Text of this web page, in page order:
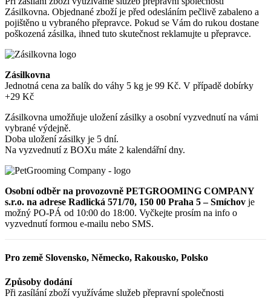
Zásilkovna. Objednané zboží je před odesláním pečlivě zabaleno a
pojištěno u vybraného přepravce. Pokud se Vám do rukou dostane
poškozená zásilka, ihned tuto skutečnost reklamujte u přepravce.
Zásilkovna
Jednotná cena za balík do váhy 5 kg je 99 Kč. V případě dobírky
+29 Kč
Zásilkovna umožňuje uložení zásilky a osobní vyzvednutí na vámi
vybrané výdejně.
Doba uložení zásilky je 5 dní.
Na vyzvednutí z BOXu máte 2 kalendářní dny.
Osobní odběr na provozovně PETGROOMING COMPANY
s.r.o. na adrese Radlická 571/70, 150 00 Praha 5 – Smíchov je
možný PO-PÁ od 10:00 do 18:00. Vyčkejte prosím na info o
vyzvednutí formou e-mailu nebo SMS.
Pro země Slovensko, Německo, Rakousko, Polsko
Způsoby dodání
Při zasílání zboží využíváme služeb přepravní společnosti